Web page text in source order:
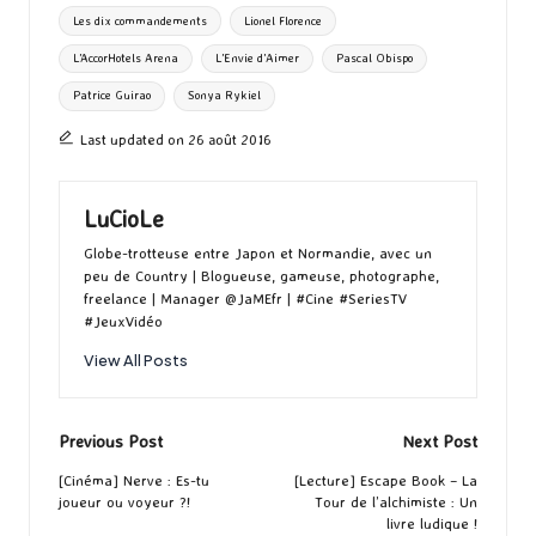
Les dix commandements Lionel Florence
L’AccorHotels Arena L’Envie d’Aimer Pascal Obispo
Patrice Guirao Sonya Rykiel
Last updated on 26 août 2016
LuCioLe
Globe-trotteuse entre Japon et Normandie, avec un
peu de Country | Blogueuse, gameuse, photographe,
freelance | Manager @JaMEfr | #Cine #SeriesTV
#JeuxVidéo
View All Posts
Post
navigation
Previous Post
[Cinéma] Nerve : Es-tu
joueur ou voyeur ?!
Next Post
[Lecture] Escape Book – La
Tour de l’alchimiste : Un
livre ludique !